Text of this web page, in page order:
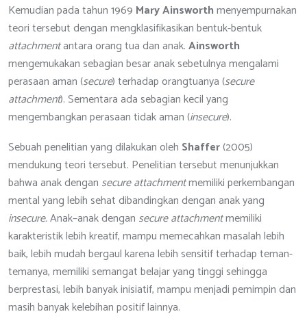
Kemudian pada tahun 1969 Mary Ainsworthmenyempurnakan
teori tersebut dengan mengklasifikasikan bentuk-bentuk
attachmentantara orang tua dan anak.Ainsworth
mengemukakan sebagian besar anak sebetulnya mengalami
perasaan aman (secure) terhadap orangtuanya (secure
attachment). Sementara ada sebagian kecil yang
mengembangkan perasaan tidak aman (insecure).
Sebuah penelitian yang dilakukan oleh Shaffer(2005)
mendukung teori tersebut. Penelitian tersebut menunjukkan
bahwa anak dengan secure attachmentmemiliki perkembangan
mental yang lebih sehat dibandingkan dengan anak yang
insecure.Anak–anak dengan secure attachmentmemiliki
karakteristik lebih kreatif, mampu memecahkan masalah lebih
baik, lebih mudah bergaul karena lebih sensitif terhadap teman-
temanya, memiliki semangat belajar yang tinggi sehingga
berprestasi, lebih banyak inisiatif, mampu menjadi pemimpin dan
masih banyak kelebihan positif lainnya.